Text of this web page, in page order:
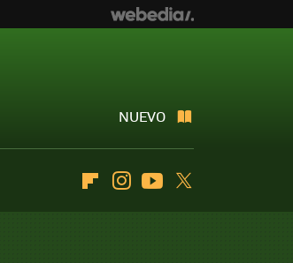
NUEVO
FlipboardInstagramYoutube